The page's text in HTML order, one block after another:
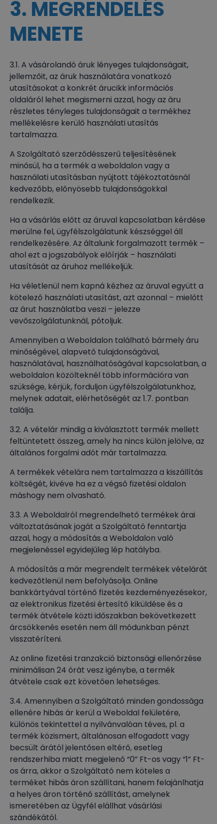
3. MEGRENDELÉS
MENETE
3.1. A vásárolandó áruk lényeges tulajdonságait,
jellemzőit, az áruk használatára vonatkozó
utasításokat a konkrét árucikk információs
oldaláról lehet megismerni azzal, hogy az áru
részletes tényleges tulajdonságait a termékhez
mellékelésre kerülő használati utasítás
tartalmazza.
A Szolgáltató szerződésszerű teljesítésének
minősül, ha a termék a weboldalon vagy a
használati utasításban nyújtott tájékoztatásnál
kedvezőbb, előnyösebb tulajdonságokkal
rendelkezik.
Ha a vásárlás előtt az áruval kapcsolatban kérdése
merülne fel, ügyfélszolgálatunk készséggel áll
rendelkezésére. Az általunk forgalmazott termék –
ahol ezt a jogszabályok előírják – használati
utasítását az áruhoz mellékeljük.
Ha véletlenül nem kapná kézhez az áruval együtt a
kötelező használati utasítást, azt azonnal – mielőtt
az árut használatba veszi – jelezze
vevőszolgálatunknál, pótoljuk.
Amennyiben a Weboldalon található bármely áru
minőségével, alapvető tulajdonságával,
használatával, használhatóságával kapcsolatban, a
weboldalon közölteknél több információra van
szüksége, kérjük, forduljon ügyfélszolgálatunkhoz,
melynek adatait, elérhetőségét az 1.7. pontban
találja.
3.2. A vételár mindig a kiválasztott termék mellett
feltüntetett összeg, amely ha nincs külön jelölve, az
általános forgalmi adót már tartalmazza.
A termékek vételára nem tartalmazza a kiszállítás
költségét, kivéve ha ez a végső fizetési oldalon
máshogy nem olvasható.
3.3. A Weboldalról megrendelhető termékek árai
változtatásának jogát a Szolgáltató fenntartja
azzal, hogy a módosítás a Weboldalon való
megjelenéssel egyidejűleg lép hatályba.
A módosítás a már megrendelt termékek vételárát
kedvezőtlenül nem befolyásolja. Online
bankkártyával történő fizetés kezdeményezésekor,
az elektronikus fizetési értesítő kiküldése és a
termék átvétele közti időszakban bekövetkezett
árcsökkenés esetén nem áll módunkban pénzt
visszatéríteni.
Az online fizetési tranzakció biztonsági ellenőrzése
minimálisan 24 órát vesz igénybe, a termék
átvétele csak ezt követően lehetséges.
3.4. Amennyiben a Szolgáltató minden gondossága
ellenére hibás ár kerül a Weboldal felületére,
különös tekintettel a nyilvánvalóan téves, pl. a
termék közismert, általánosan elfogadott vagy
becsült árától jelentősen eltérő, esetleg
rendszerhiba miatt megjelenő “0” Ft-os vagy “1” Ft-
os árra, akkor a Szolgáltató nem köteles a
terméket hibás áron szállítani, hanem felajánlhatja
a helyes áron történő szállítást, amelynek
ismeretében az Ügyfél elállhat vásárlási
szándékától.